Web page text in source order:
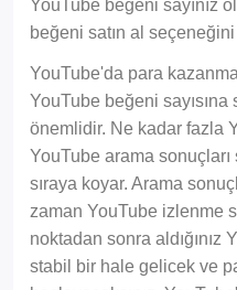
YouTube beğeni sayınız
beğeni satın al
YouTube'da para
YouTube beğeni
önemlidir. Ne kadar fazla
YouTube arama
sıraya koyar. Arama
zaman YouTube izlenme
noktadan sonra aldığınız
stabil bir hale gelicek ve